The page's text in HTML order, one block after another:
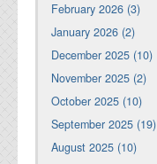
February 2026 (3)
January 2026 (2)
December 2025 (10)
November 2025 (2)
October 2025 (10)
September 2025 (19)
August 2025 (10)